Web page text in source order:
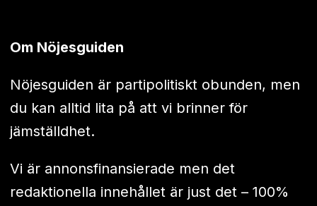
Om Nöjesguiden
Nöjesguiden är partipolitiskt obunden, men
du kan alltid lita på att vi brinner för
jämställdhet.
Vi är annonsfinansierade men det
redaktionella innehållet är just det – 100%